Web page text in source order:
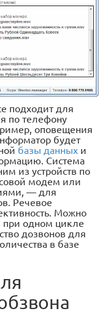
подходит для
по телефону
оповещения
будет
базы данных и
Система
из устройств по
модем или
— для
Речевое
Можно
при одном цикле
дозвонов для
в базе